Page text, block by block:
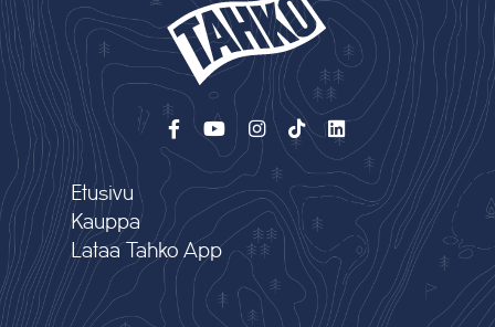
Etusivu
Kauppa
Lataa Tahko App